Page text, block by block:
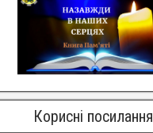
Корисні посилання